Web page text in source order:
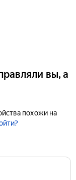
вы, а
похожи на